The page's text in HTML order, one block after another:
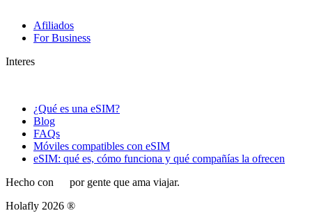
Afiliados
For Business
Interes
¿Qué es una eSIM?
Blog
FAQs
Móviles compatibles con eSIM
eSIM: qué es, cómo funciona y qué compañías la ofrecen
Hecho con
por gente que ama viajar.
Holafly 2026 ®